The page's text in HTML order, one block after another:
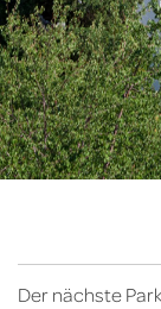
Der nächste